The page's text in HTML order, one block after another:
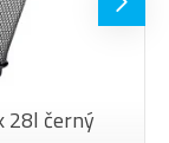
28l černý